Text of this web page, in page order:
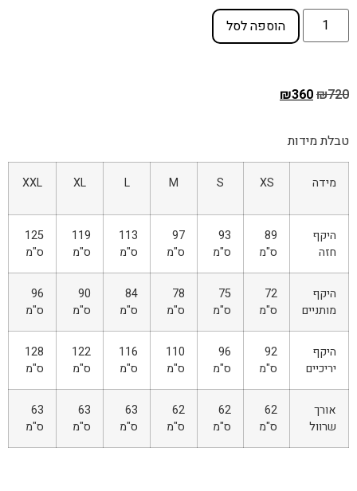
הוספה לסל
₪720
₪360
טבלת מידות
מידה XS
S
M
L
XL
XXL
היקף
חזה
89
ס"מ
93
ס"מ
97
ס"מ
113
ס"מ
119
ס"מ
125
ס"מ
היקף
מותניים
72
ס"מ
75
ס"מ
78
ס"מ
84
ס"מ
90
ס"מ
96
ס"מ
היקף
יריכיים
92
ס"מ
96
ס"מ
110
ס"מ
116
ס"מ
122
ס"מ
128
ס"מ
אורך
שרוול
62
ס"מ
62
ס"מ
62
ס"מ
63
ס"מ
63
ס"מ
63
ס"מ